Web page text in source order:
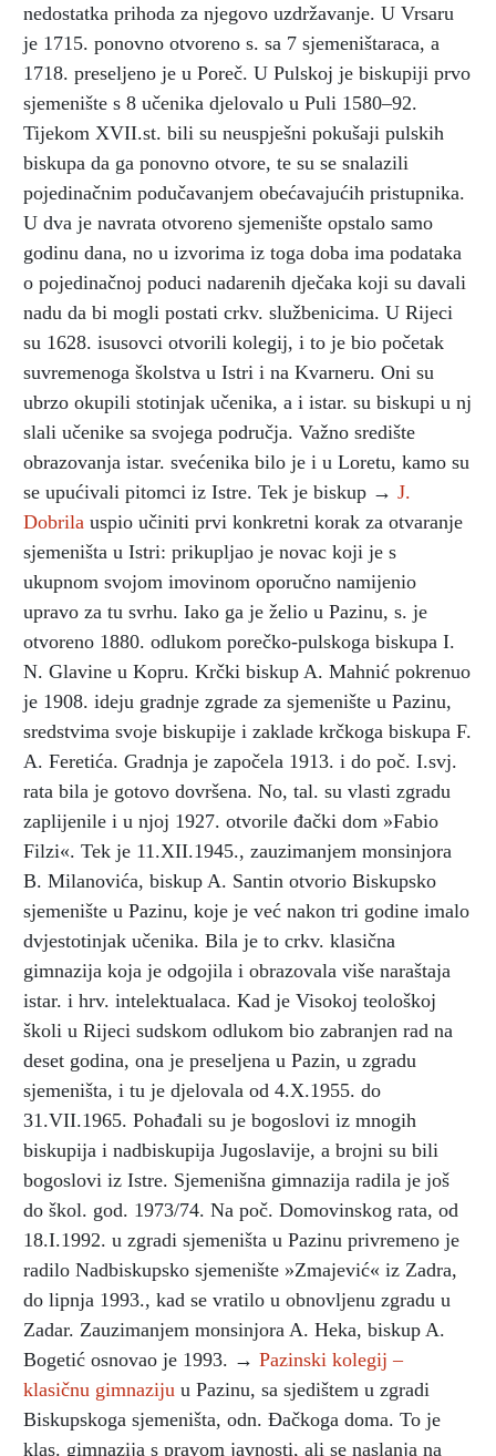
nedostatka prihoda za njegovo uzdržavanje. U Vrsaru
je 1715. ponovno otvoreno s. sa 7 sjemeništaraca, a
1718. preseljeno je u Poreč. U Pulskoj je biskupiji prvo
sjemenište s 8 učenika djelovalo u Puli 1580–92.
Tijekom XVII.st. bili su neuspješni pokušaji pulskih
biskupa da ga ponovno otvore, te su se snalazili
pojedinačnim podučavanjem obećavajućih pristupnika.
U dva je navrata otvoreno sjemenište opstalo samo
godinu dana, no u izvorima iz toga doba ima podataka
o pojedinačnoj poduci nadarenih dječaka koji su davali
nadu da bi mogli postati crkv. službenicima. U Rijeci
su 1628. isusovci otvorili kolegij, i to je bio početak
suvremenoga školstva u Istri i na Kvarneru. Oni su
ubrzo okupili stotinjak učenika, a i istar. su biskupi u nj
slali učenike sa svojega područja. Važno središte
obrazovanja istar. svećenika bilo je i u Loretu, kamo su
se upućivali pitomci iz Istre. Tek je biskup → J.
Dobrila uspio učiniti prvi konkretni korak za otvaranje
sjemeništa u Istri: prikupljao je novac koji je s
ukupnom svojom imovinom oporučno namijenio
upravo za tu svrhu. Iako ga je želio u Pazinu, s. je
otvoreno 1880. odlukom porečko-pulskoga biskupa I.
N. Glavine u Kopru. Krčki biskup A. Mahnić pokrenuo
je 1908. ideju gradnje zgrade za sjemenište u Pazinu,
sredstvima svoje biskupije i zaklade krčkoga biskupa F.
A. Feretića. Gradnja je započela 1913. i do poč. I.svj.
rata bila je gotovo dovršena. No, tal. su vlasti zgradu
zaplijenile i u njoj 1927. otvorile đački dom »Fabio
Filzi«. Tek je 11.XII.1945., zauzimanjem monsinjora
B. Milanovića, biskup A. Santin otvorio Biskupsko
sjemenište u Pazinu, koje je već nakon tri godine imalo
dvjestotinjak učenika. Bila je to crkv. klasična
gimnazija koja je odgojila i obrazovala više naraštaja
istar. i hrv. intelektualaca. Kad je Visokoj teološkoj
školi u Rijeci sudskom odlukom bio zabranjen rad na
deset godina, ona je preseljena u Pazin, u zgradu
sjemeništa, i tu je djelovala od 4.X.1955. do
31.VII.1965. Pohađali su je bogoslovi iz mnogih
biskupija i nadbiskupija Jugoslavije, a brojni su bili
bogoslovi iz Istre. Sjemenišna gimnazija radila je još
do škol. god. 1973/74. Na poč. Domovinskog rata, od
18.I.1992. u zgradi sjemeništa u Pazinu privremeno je
radilo Nadbiskupsko sjemenište »Zmajević« iz Zadra,
do lipnja 1993., kad se vratilo u obnovljenu zgradu u
Zadar. Zauzimanjem monsinjora A. Heka, biskup A.
Bogetić osnovao je 1993. → Pazinski kolegij –
klasičnu gimnaziju u Pazinu, sa sjedištem u zgradi
Biskupskoga sjemeništa, odn. Đačkoga doma. To je
klas. gimnazija s pravom javnosti, ali se naslanja na